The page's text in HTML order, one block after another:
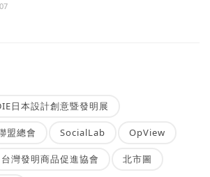
日本設計創意暨發明展
盟總會 SocialLab OpView
台灣發明商品促進協會 北市圖